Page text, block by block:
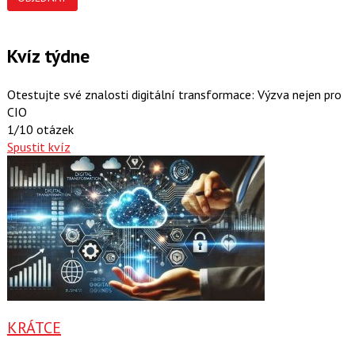
Kvíz týdne
Otestujte své znalosti digitální transformace: Výzva nejen pro
CIO
1/10 otázek
Spustit kvíz
KRÁTCE